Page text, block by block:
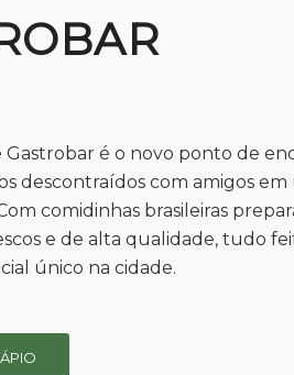
Gastrobar é o novo ponto de
descontraídos com amigos
comidinhas brasileiras
e de alta qualidade, tudo
único na cidade.